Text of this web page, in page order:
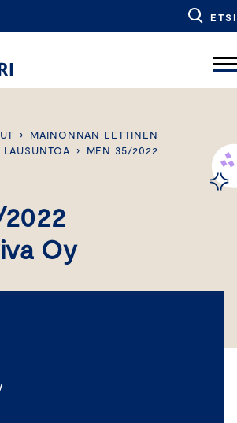
ETSI
›
MAINONNAN EETTINEN
LAUSUNTOA ›
MEN 35/2022
Oy